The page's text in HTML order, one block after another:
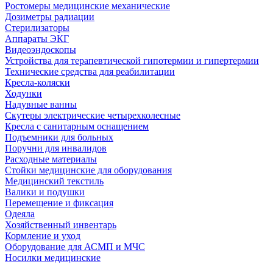
Ростомеры медицинские механические
Дозиметры радиации
Стерилизаторы
Аппараты ЭКГ
Видеоэндоскопы
Устройства для терапевтической гипотермии и гипертермии
Технические средства для реабилитации
Кресла-коляски
Ходунки
Надувные ванны
Скутеры электрические четырехколесные
Кресла с санитарным оснащением
Подъемники для больных
Поручни для инвалидов
Расходные материалы
Стойки медицинские для оборудования
Медицинский текстиль
Валики и подушки
Перемещение и фиксация
Одеяла
Хозяйственный инвентарь
Кормление и уход
Оборудование для АСМП и МЧС
Носилки медицинские